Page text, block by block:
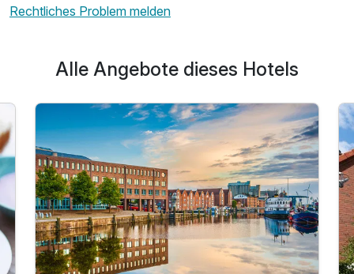
Rechtliches Problem melden
Alle Angebote dieses Hotels